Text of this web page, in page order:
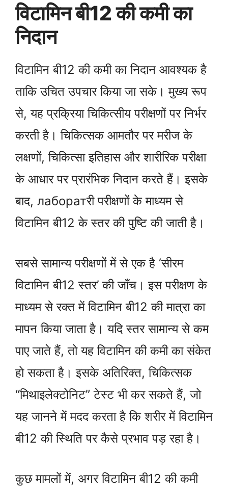
विटामिन बी12 की कमी का
निदान
विटामिन बी12 की कमी का निदान आवश्यक है
ताकि उचित उपचार किया जा सके। मुख्य रूप
से, यह प्रक्रिया चिकित्सीय परीक्षणों पर निर्भर
करती है। चिकित्सक आमतौर पर मरीज के
लक्षणों, चिकित्सा इतिहास और शारीरिक परीक्षा
के आधार पर प्रारंभिक निदान करते हैं। इसके
बाद, лаборатरी परीक्षणों के माध्यम से
विटामिन बी12 के स्तर की पुष्टि की जाती है।
सबसे सामान्य परीक्षणों में से एक है ‘सीरम
विटामिन बी12 स्तर’ की जाँच। इस परीक्षण के
माध्यम से रक्त में विटामिन बी12 की मात्रा का
मापन किया जाता है। यदि स्तर सामान्य से कम
पाए जाते हैं, तो यह विटामिन की कमी का संकेत
हो सकता है। इसके अतिरिक्त, चिकित्सक
“मिथाइलेक्टोनिट” टेस्ट भी कर सकते हैं, जो
यह जानने में मदद करता है कि शरीर में विटामिन
बी12 की स्थिति पर कैसे प्रभाव पड़ रहा है।
कुछ मामलों में, अगर विटामिन बी12 की कमी